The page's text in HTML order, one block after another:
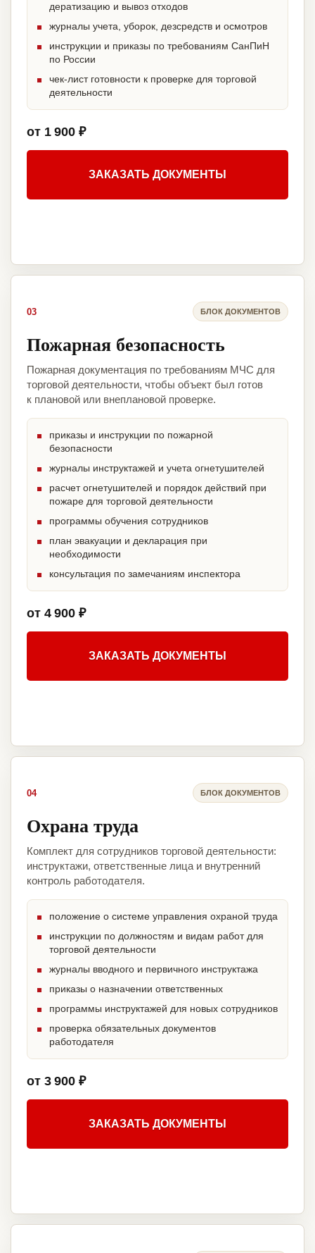
дератизацию и вывоз отходов
журналы учета, уборок, дезсредств и осмотров
инструкции и приказы по требованиям СанПиН
по России
чек-лист готовности к проверке для торговой
деятельности
от 1 900 ₽
ЗАКАЗАТЬ ДОКУМЕНТЫ
03 БЛОК ДОКУМЕНТОВ
Пожарная безопасность
Пожарная документация по требованиям МЧС для
торговой деятельности, чтобы объект был готов
к плановой или внеплановой проверке.
приказы и инструкции по пожарной
безопасности
журналы инструктажей и учета огнетушителей
расчет огнетушителей и порядок действий при
пожаре для торговой деятельности
программы обучения сотрудников
план эвакуации и декларация при
необходимости
консультация по замечаниям инспектора
от 4 900 ₽
ЗАКАЗАТЬ ДОКУМЕНТЫ
04 БЛОК ДОКУМЕНТОВ
Охрана труда
Комплект для сотрудников торговой деятельности:
инструктажи, ответственные лица и внутренний
контроль работодателя.
положение о системе управления охраной труда
инструкции по должностям и видам работ для
торговой деятельности
журналы вводного и первичного инструктажа
приказы о назначении ответственных
программы инструктажей для новых сотрудников
проверка обязательных документов
работодателя
от 3 900 ₽
ЗАКАЗАТЬ ДОКУМЕНТЫ